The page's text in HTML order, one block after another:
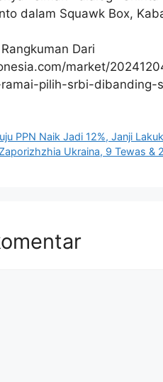
dalam Squawk Box,
Dari
market/
pilih-srbi-dibanding-
PPN Naik Jadi 12%, Janji
Ukraina, 9 Tewas &